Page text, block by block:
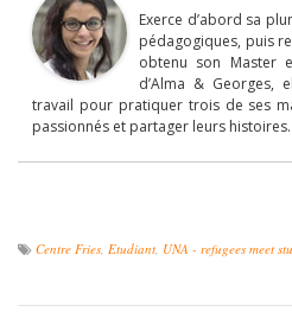
Exerce d’abord sa
pédagogiques, puis
obtenu son Master
d’Alma & Georges,
travail pour pratiquer trois de ses
passionnés et partager leurs histoires.
Centre Fries Etudiant UNA - refugees meet